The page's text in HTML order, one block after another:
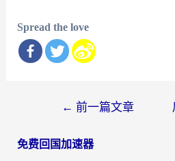
Spread the love
导
← 前一篇文章
免费回国加速器